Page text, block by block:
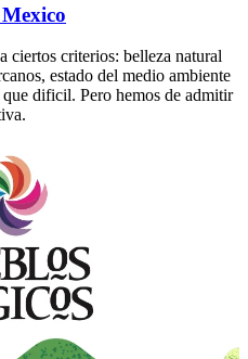
ciertos criterios: belleza natural
estado del medio ambiente
dificil. Pero hemos de admitir